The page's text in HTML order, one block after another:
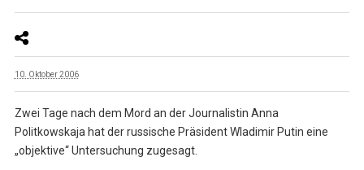
10. Oktober 2006
Zwei Tage nach dem Mord an der Journalistin Anna
Politkowskaja hat der russische Präsident Wladimir Putin eine
„objektive“ Untersuchung zugesagt.